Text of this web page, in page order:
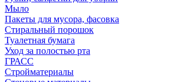
Мыло
Пакеты для мусора, фасовка
Стиральный порошок
Туалетная бумага
Уход за полостью рта
ГРАСС
Стройматериалы